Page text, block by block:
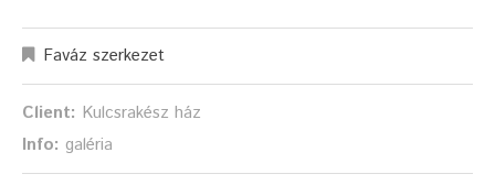
Faváz szerkezet
Client: Kulcsrakész ház
Info: galéria